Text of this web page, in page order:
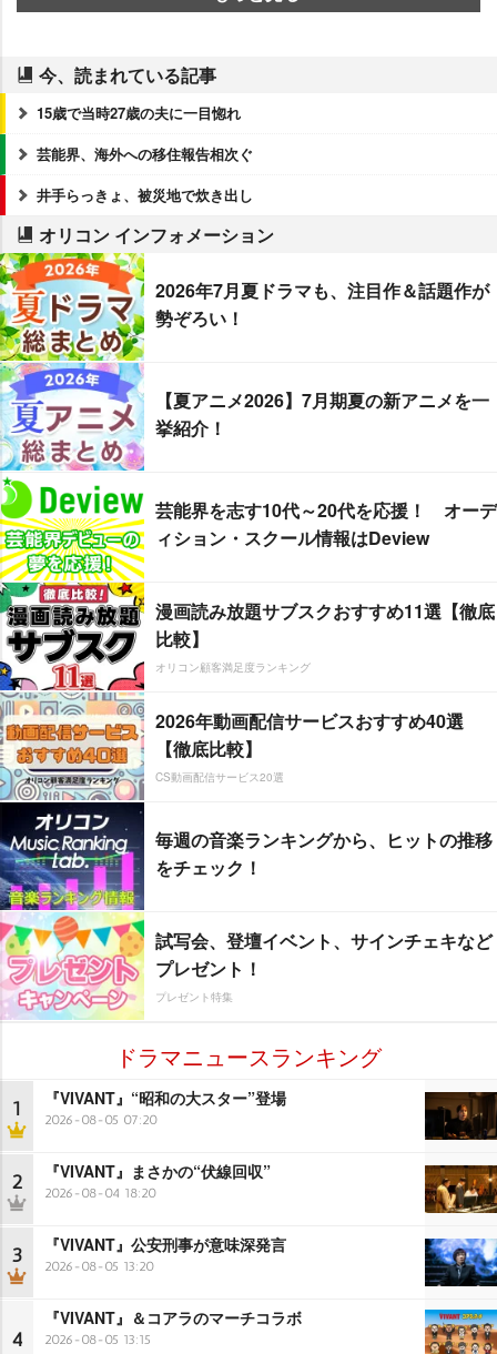
今、読まれている記事
15歳で当時27歳の夫に一目惚れ
芸能界、海外への移住報告相次ぐ
井手らっきょ、被災地で炊き出し
オリコン インフォメーション
2026年7月夏ドラマも、注目作＆話題作が
勢ぞろい！
【夏アニメ2026】7月期夏の新アニメを一
挙紹介！
芸能界を志す10代～20代を応援！ オーデ
ィション・スクール情報はDeview
漫画読み放題サブスクおすすめ11選【徹底
比較】
オリコン顧客満足度ランキング
2026年動画配信サービスおすすめ40選
【徹底比較】
CS動画配信サービス20選
毎週の音楽ランキングから、ヒットの推移
をチェック！
試写会、登壇イベント、サインチェキなど
プレゼント！
プレゼント特集
ドラマニュースランキング
1 『VIVANT』“昭和の大スター”登場
2026-08-05 07:20
2 『VIVANT』まさかの“伏線回収”
2026-08-04 18:20
3 『VIVANT』公安刑事が意味深発言
2026-08-05 13:20
4
『VIVANT』＆コアラのマーチコラボ
2026-08-05 13:15